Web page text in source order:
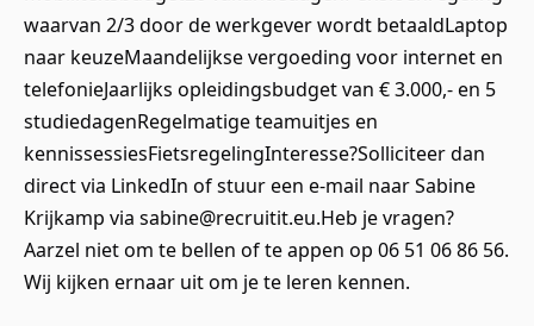
waarvan 2/3 door de werkgever wordt betaaldLaptop
naar keuzeMaandelijkse vergoeding voor internet en
telefonieJaarlijks opleidingsbudget van € 3.000,- en 5
studiedagenRegelmatige teamuitjes en
kennissessiesFietsregelingInteresse?Solliciteer dan
direct via LinkedIn of stuur een e-mail naar Sabine
Krijkamp via sabine@recruitit.eu.Heb je vragen?
Aarzel niet om te bellen of te appen op 06 51 06 86 56.
Wij kijken ernaar uit om je te leren kennen.